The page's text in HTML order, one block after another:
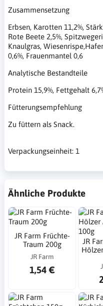
Zusammensetzung
Erbsen, Karotten 11,2%,
Rote Beete 2,5%,
Knaulgras,
0,6%, Frauenmantel 0,6
Analytische Bestandteile
Protein 15,9%, Fettgehalt
Fütterungsempfehlung
Zu füttern als Snack.
Verpackungseinheit: 1
Ähnliche Produkte
JR Farm Früchte-
Traum 200g
JR Farm
1,54 €
JR